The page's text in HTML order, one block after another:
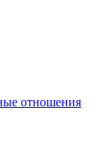
отношения